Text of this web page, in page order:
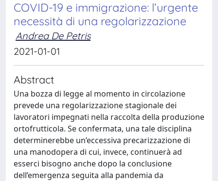
COVID-19 e immigrazione: l’urgente
necessità di una regolarizzazione
Andrea De Petris
2021-01-01
Abstract
Una bozza di legge al momento in circolazione
prevede una regolarizzazione stagionale dei
lavoratori impegnati nella raccolta della produzione
ortofrutticola. Se confermata, una tale disciplina
determinerebbe un’eccessiva precarizzazione di
una manodopera di cui, invece, continuerà ad
esserci bisogno anche dopo la conclusione
dell’emergenza seguita alla pandemia da